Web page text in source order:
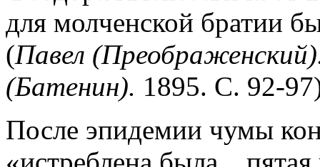
для молченской братии
(Павел
(Батенин). 1895. С. 92-
После эпидемии чумы